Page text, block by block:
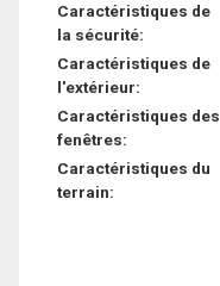
Caractéristiques de
la sécurité:
Caractéristiques de
l'extérieur:
Caractéristiques des
fenêtres:
Caractéristiques du
terrain: